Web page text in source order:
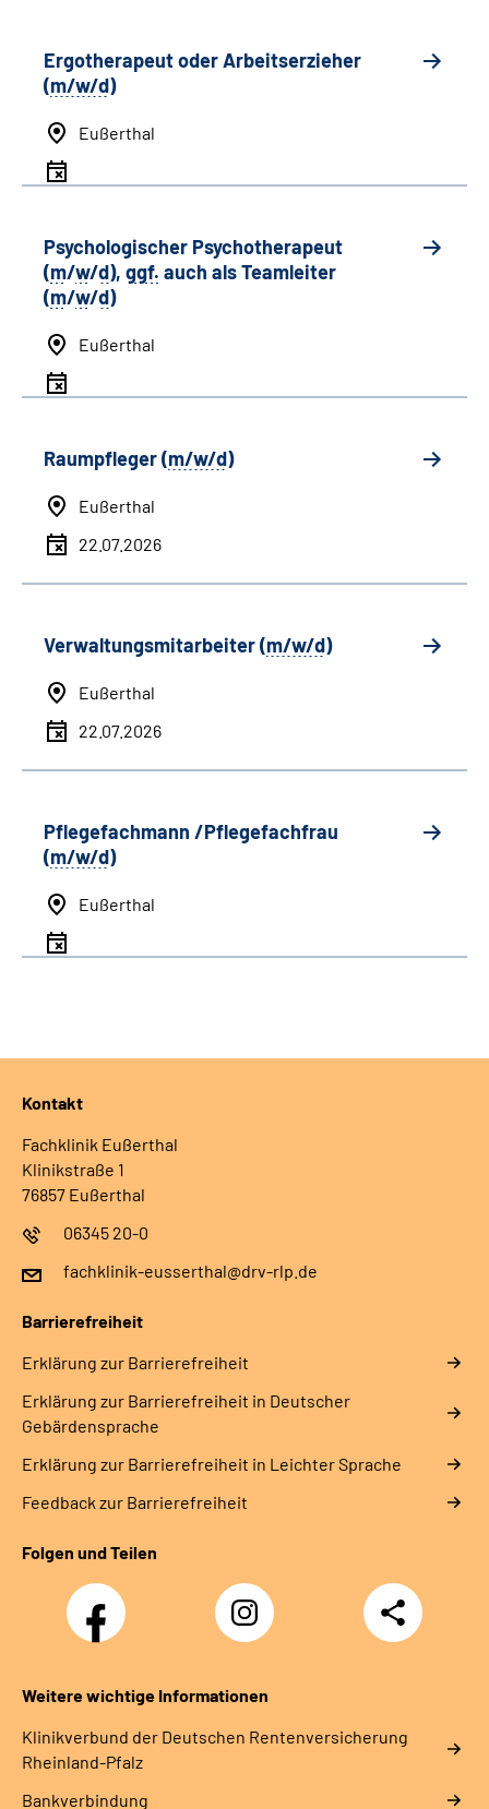
Ergotherapeut oder Arbeitserzieher
(m/w/d)
Eußerthal
Psychologischer Psychotherapeut
(m/w/d), ggf. auch alsTeamleiter
(m/w/d)
Eußerthal
Raumpfleger (m/w/d)
Eußerthal
22.07.2026
Verwaltungsmitarbeiter (m/w/d)
Eußerthal
22.07.2026
Pflegefachmann /Pflegefachfrau
(m/w/d)
Eußerthal
Kontakt
Fachklinik Eußerthal
Klinikstraße 1
76857 Eußerthal
06345 20-0
fachklinik-eusserthal@drv-rlp.de
Barrierefreiheit
Erklärung zur Barrierefreiheit
Erklärung zur Barrierefreiheit in Deutscher
Gebärdensprache
Erklärung zur Barrierefreiheit in Leichter Sprache
Feedback zur Barrierefreiheit
Folgen und Teilen
Facebook
Instagram
DRV
Nachwuchskräfte
Teilen
Weitere wichtige Informationen
Klinikverbund der Deutschen Rentenversicherung
Rheinland-Pfalz
Bankverbindung